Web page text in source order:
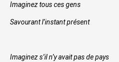
Imaginez tous ces gens
Savourant l’instant présent
Imaginez s’il n’y avait pas de pays